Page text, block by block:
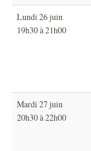
Lundi 26 juin
19h30 à 21h00
Mardi 27 juin
20h30 à 22h00